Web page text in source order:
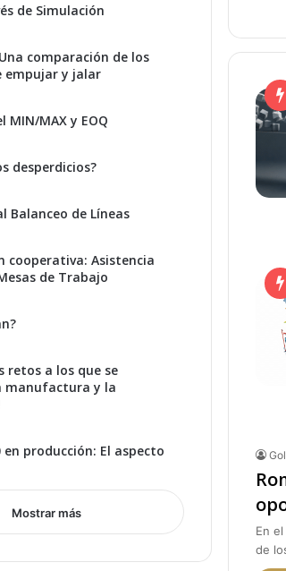
En
de
de Simulación
comparación de los
empujar y jalar
MIN/MAX y EOQ
desperdicios?
Balanceo de Líneas
cooperativa: Asistencia
de Trabajo
retos a los que se
manufactura y la
producción: El aspecto
Mostrar más